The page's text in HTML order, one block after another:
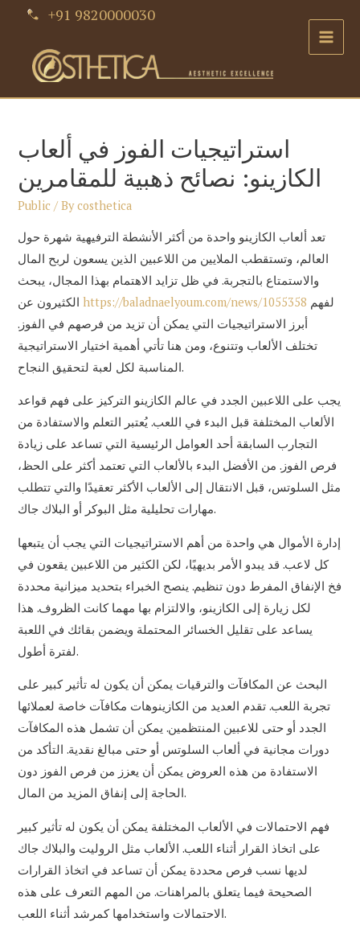
content
+91 9820000030
Main
استراتيجيات الفوز في ألعاب
الكازينو: نصائح ذهبية للمقامرين
Public / Bycosthetica
تعد ألعاب الكازينو واحدة من أكثر الأنشطة الترفيهية شهرة حول
العالم، وتستقطب الملايين من اللاعبين الذين يسعون لربح المال
والاستمتاع بالتجربة. في ظل تزايد الاهتمام بهذا المجال، يبحث
الكثيرون عنhttps://baladnaelyoum.com/news/1055358
أبرز الاستراتيجيات التي يمكن أن تزيد من فرصهم في الفوز.
تختلف الألعاب وتتنوع، ومن هنا تأتي أهمية اختيار الاستراتيجية
المناسبة لكل لعبة لتحقيق النجاح.
يجب على اللاعبين الجدد في عالم الكازينو التركيز على فهم قواعد
الألعاب المختلفة قبل البدء في اللعب. يُعتبر التعلم والاستفادة من
التجارب السابقة أحد العوامل الرئيسية التي تساعد على زيادة
فرص الفوز. من الأفضل البدء بالألعاب التي تعتمد أكثر على الحظ،
مثل السلوتس، قبل الانتقال إلى الألعاب الأكثر تعقيدًا والتي تتطلب
مهارات تحليلية مثل البوكر أو البلاك جاك.
إدارة الأموال هي واحدة من أهم الاستراتيجيات التي يجب أن يتبعها
كل لاعب. قد يبدو الأمر بديهيًا، لكن الكثير من اللاعبين يقعون في
فخ الإنفاق المفرط دون تنظيم. ينصح الخبراء بتحديد ميزانية محددة
لكل زيارة إلى الكازينو، والالتزام بها مهما كانت الظروف. هذا
يساعد على تقليل الخسائر المحتملة ويضمن بقائك في اللعبة
لفترة أطول.
البحث عن المكافآت والترقيات يمكن أن يكون له تأثير كبير على
تجربة اللعب. تقدم العديد من الكازينوهات مكافآت خاصة لعملائها
الجدد أو حتى للاعبين المنتظمين. يمكن أن تشمل هذه المكافآت
دورات مجانية في ألعاب السلوتس أو حتى مبالغ نقدية. التأكد من
الاستفادة من هذه العروض يمكن أن يعزز من فرص الفوز دون
الحاجة إلى إنفاق المزيد من المال.
فهم الاحتمالات في الألعاب المختلفة يمكن أن يكون له تأثير كبير
على اتخاذ القرار أثناء اللعب. الألعاب مثل الروليت والبلاك جاك
لديها نسب فرص محددة يمكن أن تساعد في اتخاذ القرارات
الصحيحة فيما يتعلق بالمراهنات. من المهم التعرف على هذه
الاحتمالات واستخدامها كمرشد أثناء اللعب.